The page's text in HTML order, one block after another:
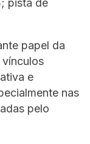
pista de
papel da
e
nas
pelo